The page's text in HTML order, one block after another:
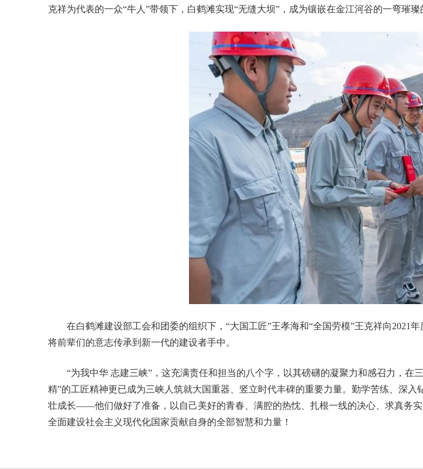
克祥为代表的一众“牛人”带领下，白鹤滩实现“无缝大坝”，成为镶嵌在金江河谷的一弯璀璨
在白鹤滩建设部工会和团委的组织下，“大国工匠”王孝海和“全国劳模”王克祥向2021
将前辈们的意志传承到新一代的建设者手中。
“为我中华 志建三峡”，这充满责任和担当的八个字，以其磅礴的凝聚力和感召力，在
精”的工匠精神更已成为三峡人筑就大国重器、竖立时代丰碑的重要力量。勤学苦练、深
壮成长——他们做好了准备，以自己美好的青春、满腔的热忱、扎根一线的决心、求真务
全面建设社会主义现代化国家贡献自身的全部智慧和力量！